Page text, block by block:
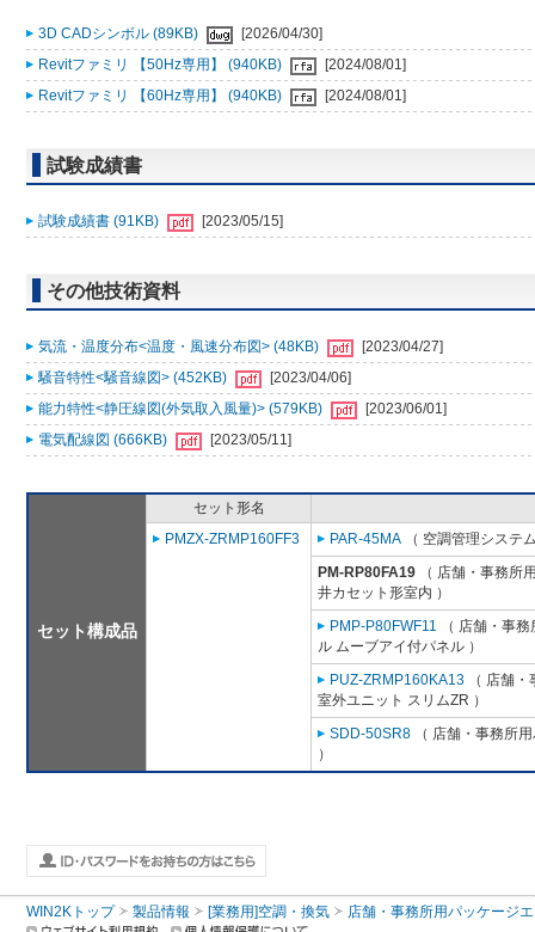
3D CADシンボル (89KB)
[2026/04/30]
Revitファミリ 【50Hz専用】 (940KB)
[2024/08/01]
Revitファミリ 【60Hz専用】 (940KB)
[2024/08/01]
試験成績書
試験成績書 (91KB) [2023/05/15]
その他技術資料
気流・温度分布<温度・風速分布図> (48KB)
[2023/04/27]
騒音特性<騒音線図> (452KB)
[2023/04/06]
能力特性<静圧線図(外気取入風量)> (579KB)
[2023/06/01]
電気配線図 (666KB)
[2023/05/11]
セット構成品
セット形名
PMZX-ZRMP160FF3
PAR-45MA （ 空調管理システ
PM-RP80FA19 （ 店舗・事務所
井カセット形室内 ）
PMP-P80FWF11 （ 店舗・事
ル ムーブアイ付パネル ）
PUZ-ZRMP160KA13 （ 店舗
室外ユニット スリムZR ）
SDD-50SR8 （ 店舗・事務所
）
WIN2Kトップ 製品情報 [業務用]空調・換気 店舗・事務所用パッケージ